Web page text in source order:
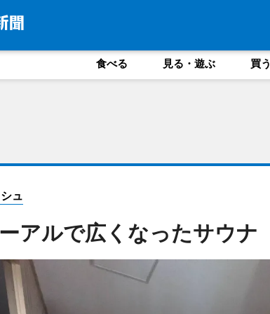
食べる 見る・遊ぶ 買う
ュ
アルで広くなったサウナ